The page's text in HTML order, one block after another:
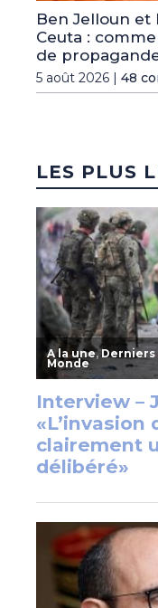
Ben Jelloun et
Ceuta :
de
5 août 2026 | 48
LES PLUS